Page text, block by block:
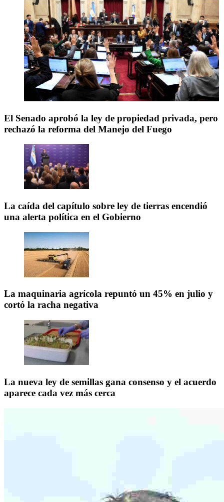
El Senado aprobó la ley de propiedad privada, pero
rechazó la reforma del Manejo del Fuego
La caída del capítulo sobre ley de tierras encendió
una alerta política en el Gobierno
La maquinaria agrícola repuntó un 45% en julio y
cortó la racha negativa
La nueva ley de semillas gana consenso y el acuerdo
aparece cada vez más cerca